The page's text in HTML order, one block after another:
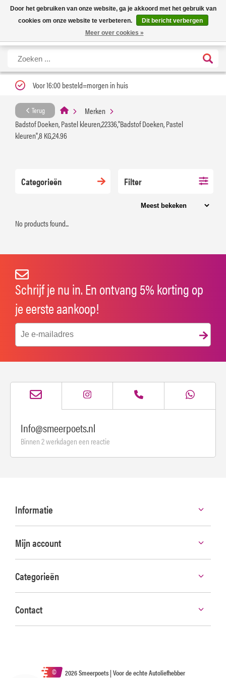
Nieuwe levertijd: 1 tot 3 werkdagen | Nu 25% korting op gehele assortiment
Carfume met kortingscode ''verfrissend''
X
Voor 16:00 besteld=morgen in huis
Terug
Merken
Badstof Doeken, Pastel kleuren,22336,"Badstof Doeken, Pastel
kleuren",8 KG,24.96
Categorieën Filter
No products found...
Schrijf je nu in. En ontvang 5% korting op
je eerste aankoop!
Info@smeerpoets.nl
Binnen 2 werkdagen een reactie
Informatie
Mijn account
Categorieën
Contact
© 2026 Smeerpoets | Voor de echte Autoliefhebber
Door het gebruiken van onze website, ga je akkoord met het gebruik van
cookies om onze website te verbeteren.
Dit bericht verbergen
Meer over cookies »